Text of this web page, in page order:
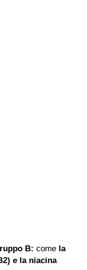
B: come la
e la niacina